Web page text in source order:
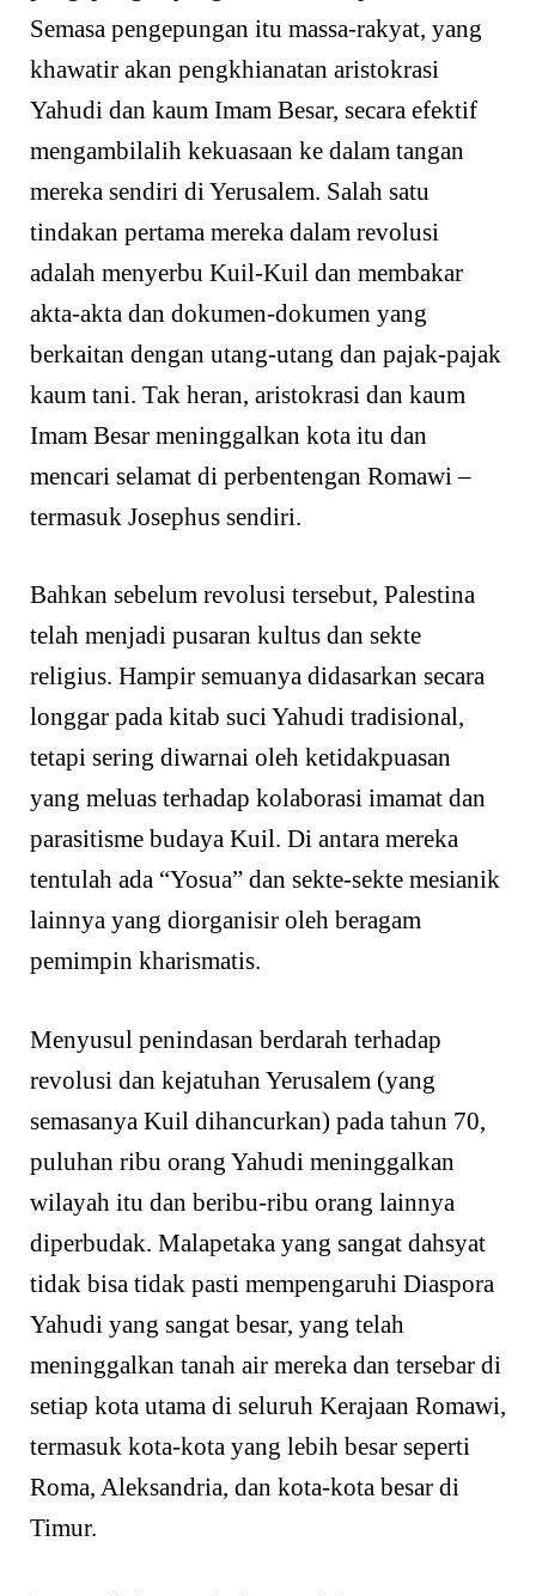
Semasa pengepungan itu massa-rakyat, yang
khawatir akan pengkhianatan aristokrasi
Yahudi dan kaum Imam Besar, secara efektif
mengambilalih kekuasaan ke dalam tangan
mereka sendiri di Yerusalem. Salah satu
tindakan pertama mereka dalam revolusi
adalah menyerbu Kuil-Kuil dan membakar
akta-akta dan dokumen-dokumen yang
berkaitan dengan utang-utang dan pajak-pajak
kaum tani. Tak heran, aristokrasi dan kaum
Imam Besar meninggalkan kota itu dan
mencari selamat di perbentengan Romawi –
termasuk Josephus sendiri.
Bahkan sebelum revolusi tersebut, Palestina
telah menjadi pusaran kultus dan sekte
religius. Hampir semuanya didasarkan secara
longgar pada kitab suci Yahudi tradisional,
tetapi sering diwarnai oleh ketidakpuasan
yang meluas terhadap kolaborasi imamat dan
parasitisme budaya Kuil. Di antara mereka
tentulah ada “Yosua” dan sekte-sekte mesianik
lainnya yang diorganisir oleh beragam
pemimpin kharismatis.
Menyusul penindasan berdarah terhadap
revolusi dan kejatuhan Yerusalem (yang
semasanya Kuil dihancurkan) pada tahun 70,
puluhan ribu orang Yahudi meninggalkan
wilayah itu dan beribu-ribu orang lainnya
diperbudak. Malapetaka yang sangat dahsyat
tidak bisa tidak pasti mempengaruhi Diaspora
Yahudi yang sangat besar, yang telah
meninggalkan tanah air mereka dan tersebar di
setiap kota utama di seluruh Kerajaan Romawi,
termasuk kota-kota yang lebih besar seperti
Roma, Aleksandria, dan kota-kota besar di
Timur.